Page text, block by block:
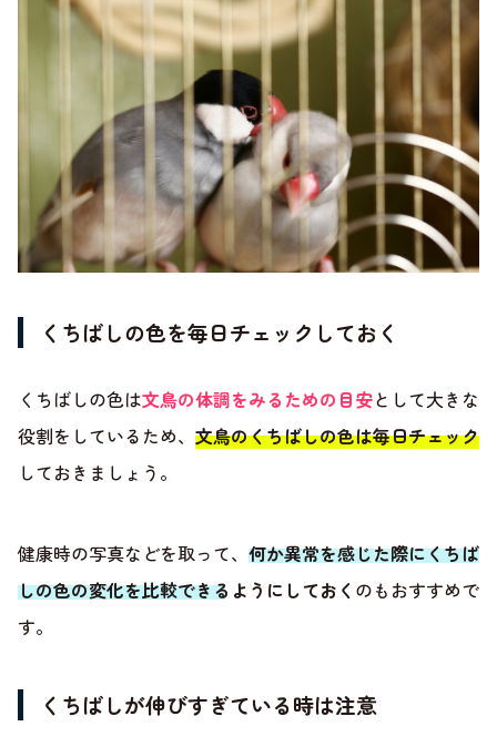
くちばしの色を毎日チェックしておく
くちばしの色は文鳥の体調をみるための目安として大きな
役割をしているため、 文鳥のくちばしの色は毎日チェック
しておきましょう。
健康時の写真などを取って、 何か異常を感じた際にくちば
しの色の変化を比較できるようにしておく のもおすすめで
す。
くちばしが伸びすぎている時は注意